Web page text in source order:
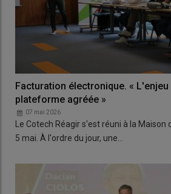
Facturation électronique. « L'enjeu
plateforme agréée »
07 mai 2026
Le Cotech Réagir s'est réuni à la
5 mai. À l'ordre du jour, une…